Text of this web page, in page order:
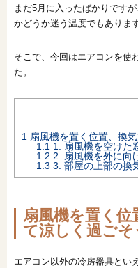
フォ
ス
まだ5月に入ったばかりです
かどうか迷う温度でもありま
そこで、今回はエアコンを使
た。
1 扇風機を置く位置、換
1.1 1. 扇風機を空けた
1.2 2. 扇風機を外に向
1.3 3. 部屋の上部の換
扇風機を置く位
て涼しく過ごそ
エアコン以外の冷房器具とい